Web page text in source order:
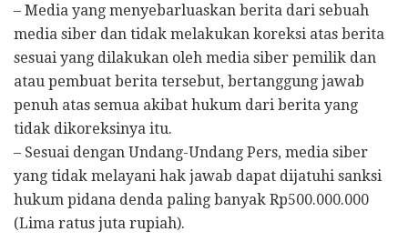
– Media yang menyebarluaskan berita dari sebuah
media siber dan tidak melakukan koreksi atas berita
sesuai yang dilakukan oleh media siber pemilik dan
atau pembuat berita tersebut, bertanggung jawab
penuh atas semua akibat hukum dari berita yang
tidak dikoreksinya itu.
– Sesuai dengan Undang-Undang Pers, media siber
yang tidak melayani hak jawab dapat dijatuhi sanksi
hukum pidana denda paling banyak Rp500.000.000
(Lima ratus juta rupiah).